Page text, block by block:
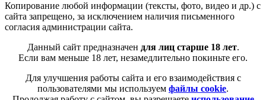
Копирование любой информации (тексты, фото, видео и др.) с
сайта запрещено, за исключением наличия письменного
согласия администрации сайта.
Данный сайт предназначен для лиц старше 18 лет.
Если вам меньше 18 лет, незамедлительно покиньте его.
Для улучшения работы сайта и его взаимодействия с
пользователями мы используем файлы cookie.